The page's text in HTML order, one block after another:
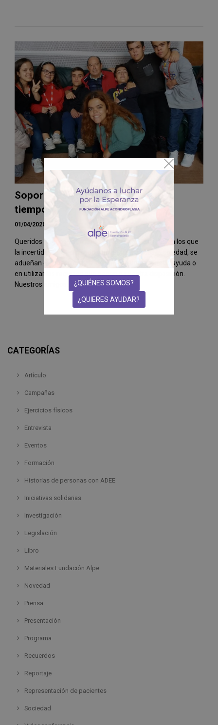
Soporte Psicológico para estos
tiempos...
01/04/2020
Queridos amigos y familias de ALPE, son tiempos en los que
la incertidumbre , el miedo y en algunos casos la soledad, se
adueñan de nosotros y no debemos dudar en pedir ayuda o
en utilizar los recursos que ponen a nuestra disposición.
Nuestros amigos...
CATEGORÍAS
Artículo
Campañas
Ejercicios físicos
Entrevista
Eventos
Formación
Historias de personas con ADEE
Iniciativas solidarias
Investigación
Legislación
Libro
Materiales Fundación Alpe
Novedad
Prensa
Presentación
Programa
Recuerdos
Reportaje
Representación de pacientes
Sociedad
¿QUIÉNES SOMOS?
¿QUIERES AYUDAR?